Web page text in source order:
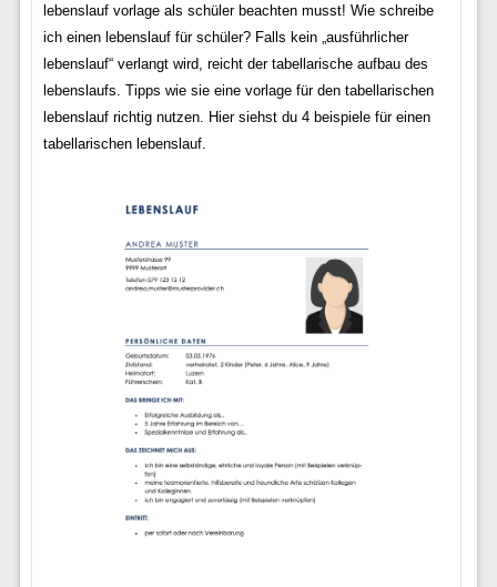
lebenslauf vorlage als schüler beachten musst! Wie schreibe
ich einen lebenslauf für schüler? Falls kein „ausführlicher
lebenslauf“ verlangt wird, reicht der tabellarische aufbau des
lebenslaufs. Tipps wie sie eine vorlage für den tabellarischen
lebenslauf richtig nutzen. Hier siehst du 4 beispiele für einen
tabellarischen lebenslauf.